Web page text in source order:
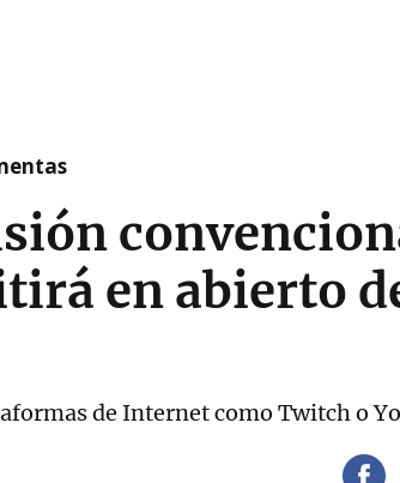
en abierto
de Internet como Twitch o